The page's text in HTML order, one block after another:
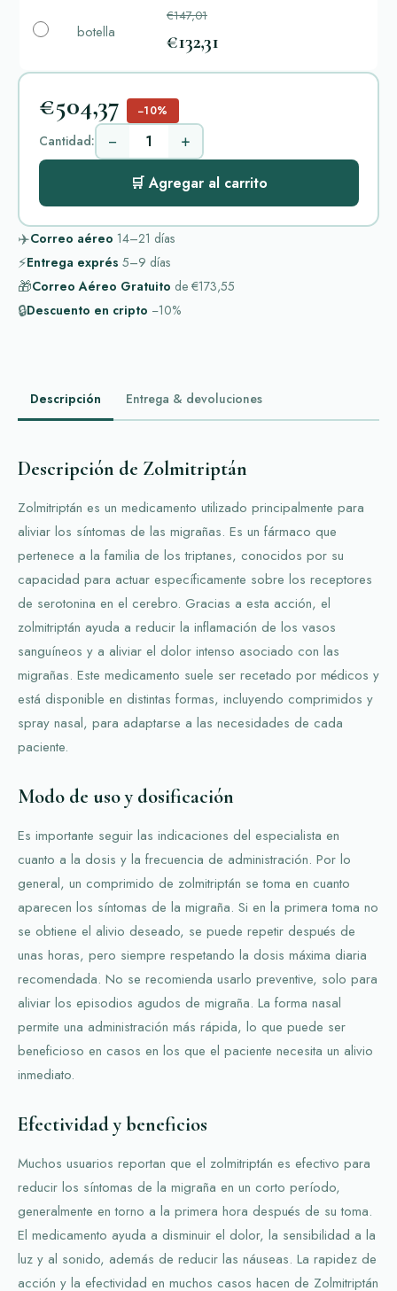
botella
€147,01
€132,31
€504,37 −10%
Cantidad: − +
🛒 Agregar al carrito
✈️Correo aéreo 14–21 días
⚡Entrega exprés 5–9 días
🎁Correo Aéreo Gratuito de €173,55
🔒Descuento en cripto −10%
Descripción Entrega & devoluciones
Descripción de Zolmitriptán
Zolmitriptán es un medicamento utilizado principalmente para
aliviar los síntomas de las migrañas. Es un fármaco que
pertenece a la familia de los triptanes, conocidos por su
capacidad para actuar específicamente sobre los receptores
de serotonina en el cerebro. Gracias a esta acción, el
zolmitriptán ayuda a reducir la inflamación de los vasos
sanguíneos y a aliviar el dolor intenso asociado con las
migrañas. Este medicamento suele ser recetado por médicos y
está disponible en distintas formas, incluyendo comprimidos y
spray nasal, para adaptarse a las necesidades de cada
paciente.
Modo de uso y dosificación
Es importante seguir las indicaciones del especialista en
cuanto a la dosis y la frecuencia de administración. Por lo
general, un comprimido de zolmitriptán se toma en cuanto
aparecen los síntomas de la migraña. Si en la primera toma no
se obtiene el alivio deseado, se puede repetir después de
unas horas, pero siempre respetando la dosis máxima diaria
recomendada. No se recomienda usarlo preventive, solo para
aliviar los episodios agudos de migraña. La forma nasal
permite una administración más rápida, lo que puede ser
beneficioso en casos en los que el paciente necesita un alivio
inmediato.
Efectividad y beneficios
Muchos usuarios reportan que el zolmitriptán es efectivo para
reducir los síntomas de la migraña en un corto período,
generalmente en torno a la primera hora después de su toma.
El medicamento ayuda a disminuir el dolor, la sensibilidad a la
luz y al sonido, además de reducir las náuseas. La rapidez de
acción y la efectividad en muchos casos hacen de Zolmitriptán